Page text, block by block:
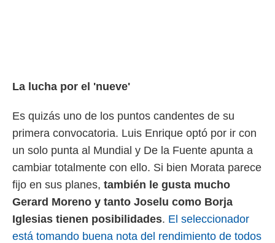
de
La lucha por el 'nueve'
Es quizás uno de los puntos candentes de su
primera convocatoria. Luis Enrique optó por ir con
un solo punta al Mundial y De la Fuente apunta a
cambiar totalmente con ello. Si bien Morata parece
fijo en sus planes, también le gusta mucho
Gerard Moreno y tanto Joselu como Borja
Iglesias tienen posibilidades. El seleccionador
está tomando buena nota del rendimiento de todos